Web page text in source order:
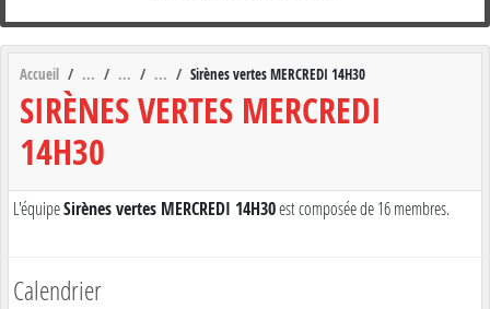
Accueil Sirènes vertes MERCREDI 14H30
SIRÈNES VERTES MERCREDI
14H30
L'équipeSirènes vertes MERCREDI 14H30est composée de 16 membres.
Calendrier